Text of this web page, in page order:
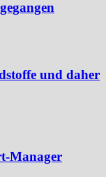
und daher
Manager